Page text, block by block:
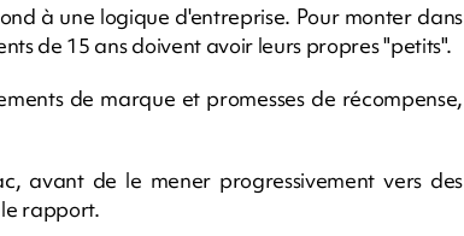
à une logique d'entreprise. Pour monter dans
de 15 ans doivent avoir leurs propres "petits".
de marque et promesses de récompense,
avant de le mener progressivement vers des
rapport.